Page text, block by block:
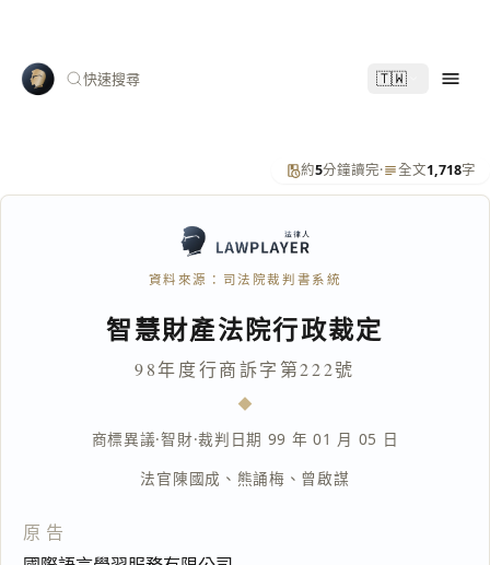
快速搜尋 🇹🇼
約5分鐘讀完· 全文1,718字
資料來源：司法院裁判書系統
智慧財產法院行政裁定
98年度行商訴字第222號
商標異議·智財·裁判日期 99 年 01 月 05 日
法官陳國成 、 熊誦梅 、 曾啟謀
原告